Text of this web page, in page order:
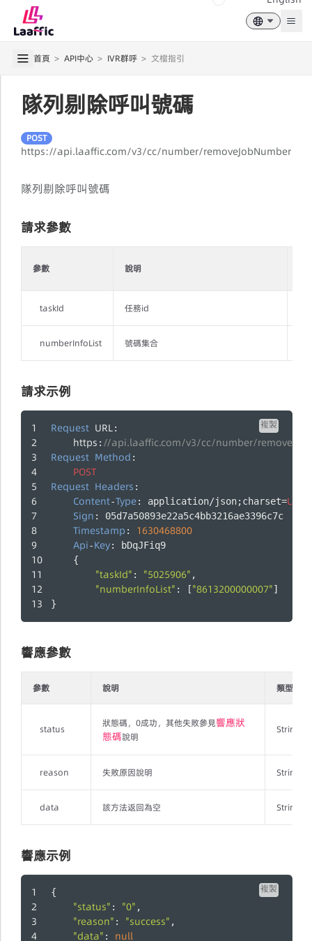
首頁 > API中心 > IVR群呼 > 文檔指引
隊列剔除呼叫號碼
POST
https://api.laaffic.com/v3/cc/number/removeJobNumber
隊列剔除呼叫號碼
請求參數
參數 說明
taskId 任務id
numberInfoList 號碼集合
請求示例
複製
Request URL:
https : //api.laaffic.com/v3/cc/number/
Request Method :
POST
Request Headers :
Content-Type: application/json;charset=UTF
Sign : 05d7a50893e22a5c4bb3216ae3396c7c
Timestamp : 1630468800
Api-Key: bDqJFiq9
    {
"taskId" : "5025906" ,
"numberInfoList" : ["8613200000007"]
}
響應參數
參數 說明 類型
status
狀態碼，0成功，其他失敗參見響應狀
態碼說明
String
reason 失敗原因說明 String
data 該方法返回為空 String
響應示例
複製
{
"status" : "0" ,
"reason" : "success" ,
"data" : null